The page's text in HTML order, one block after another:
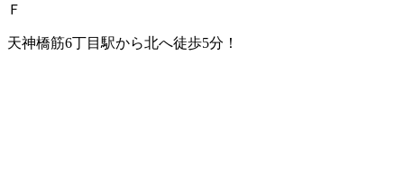
Ｆ
天神橋筋6丁目駅から北へ徒歩5分！